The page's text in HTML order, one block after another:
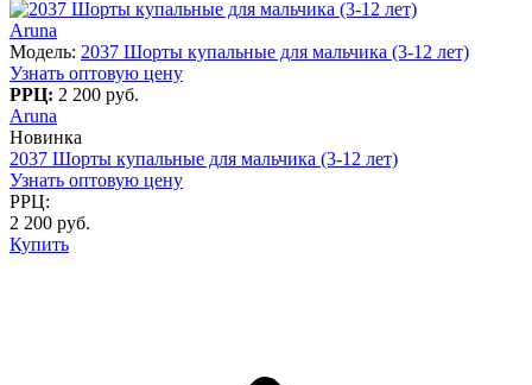
Aruna
Модель: 2037 Шорты купальные для мальчика (3-12 лет)
Узнать оптовую цену
РРЦ: 2 200 руб.
Aruna
Новинка
2037 Шорты купальные для мальчика (3-12 лет)
Узнать оптовую цену
РРЦ:
2 200 руб.
Купить